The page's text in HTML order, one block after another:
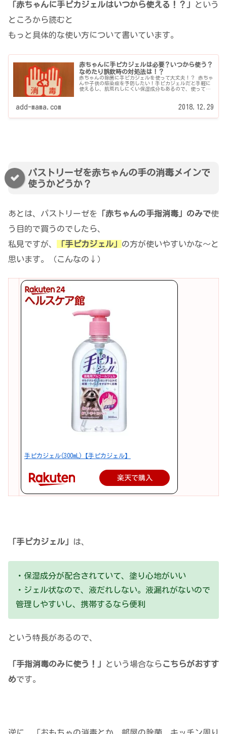
「赤ちゃんに手ピカジェルはいつから使える！？」
という
ところから読むと
もっと具体的な使い方について書いています。
赤ちゃんに手ピカジェルは必要？いつから使う？
なめたり誤飲時の対処法は！？
赤ちゃんの除菌に手ピカジェルを使って大丈夫！？ 赤ちゃ
んや子供の感染症を予防したい！手ピカジェルだと手軽に
使えるし、肌荒れしにくい保湿成分もあるので、使ってみ
add-mama.com 2018.12.29
パストリーゼを赤ちゃんの手の消毒メインで
使うかどうか？
あとは、パストリーゼを 「赤ちゃんの手指消毒」のみで使
う目的で買うのでしたら、
私見ですが、
「手ピカジェル」 の方が使いやすいかな～と
思います。（こんなの↓）
手ピカジェル(300mL)【手ピカジェル】
楽天で購入
「手ピカジェル」 は、
・保湿成分が配合されていて、塗り心地がいい
・ジェル状なので、液だれしない。液漏れがないので
管理しやすいし、携帯するなら便利
という特長があるので、
「手指消毒のみに使う！」 という場合ならこちらがおすす
めです。